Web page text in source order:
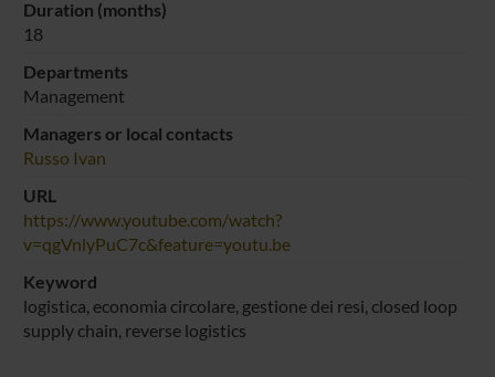
Duration (months)
18
Departments
Management
Managers or local contacts
Russo Ivan
URL
https://www.youtube.com/watch?
v=qgVnlyPuC7c&feature=youtu.be
Keyword
logistica, economia circolare, gestione dei resi, closed loop
supply chain, reverse logistics